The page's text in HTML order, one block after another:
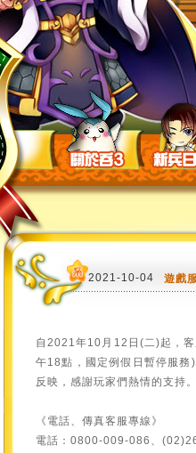
2021-10-04 遊戲
自2021年10月12日(二)起，
午18點，國定例假日暫停服
反映，感謝玩家們熱情的支持
《電話、傳真客服專線》
電話：0800-009-086、